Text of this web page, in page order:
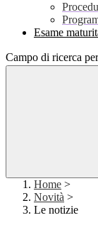
Esame
Campo di ricerca
Home >
Novità >
Le notizie